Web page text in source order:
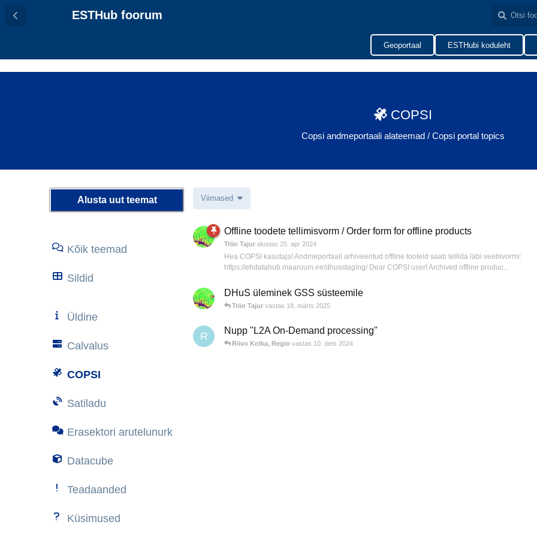
Geoportaal ESTHubi koduleht
ESTHub foorum
COPSI
Copsi andmeportaali alateemad / Copsi portal topics
Alusta uut teemat
Kõik teemad
Sildid
Üldine
Calvalus
COPSI
Satiladu
Erasektori arutelunurk
Datacube
Teadaanded
Küsimused
Viimased
Offline toodete tellimisvorm / Order form for offline products
Triin Tajur alustas 25. apr 2024
Hea COPSI kasutaja! Andmeportaali arhiveeritud offline tooteid saab tellida läbi veebivormi:
https://ehdatahub.maaruum.ee/dhusstaging/ Dear COPSI user! Archived offline produc...
DHuS üleminek GSS süsteemile
Triin Tajur vastas 18. märts 2025
R Nupp "L2A On-Demand processing"
Riivo Kolka, Regio vastas 10. dets 2024